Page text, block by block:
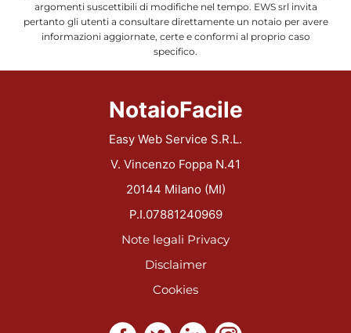
argomenti suscettibili di modifiche nel tempo. EWS srl invita
pertanto gli utenti a consultare direttamente un notaio per avere
informazioni aggiornate, certe e conformi al proprio caso
specifico.
NotaioFacile
Easy Web Service S.R.L.
V. Vincenzo Foppa N.41
20144 Milano (MI)
P.I.07881240969
Note legali Privacy
Disclaimer
Cookies